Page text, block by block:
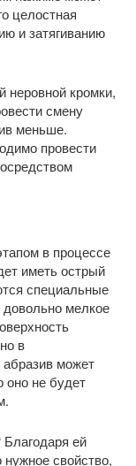
целостная
и затягиванию
неровной кромки,
смену
меньше.
провести
в процессе
иметь острый
специальные
мелкое
в
может
оно не будет
ей
свойство,